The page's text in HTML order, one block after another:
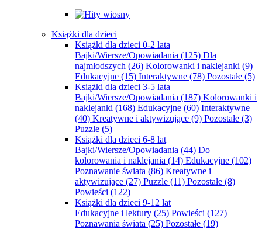
Książki dla dzieci
Książki dla dzieci 0-2 lata
Bajki/Wiersze/Opowiadania (125) Dla
najmłodszych (26) Kolorowanki i naklejanki (9)
Edukacyjne (15) Interaktywne (78) Pozostałe (5)
Książki dla dzieci 3-5 lata
Bajki/Wiersze/Opowiadania (187) Kolorowanki i
naklejanki (168) Edukacyjne (60) Interaktywne
(40) Kreatywne i aktywizujące (9) Pozostałe (3)
Puzzle (5)
Książki dla dzieci 6-8 lat
Bajki/Wiersze/Opowiadania (44) Do
kolorowania i naklejania (14) Edukacyjne (102)
Poznawanie świata (86) Kreatywne i
aktywizujące (27) Puzzle (11) Pozostałe (8)
Powieści (122)
Książki dla dzieci 9-12 lat
Edukacyjne i lektury (25) Powieści (127)
Poznawania świata (25) Pozostałe (19)